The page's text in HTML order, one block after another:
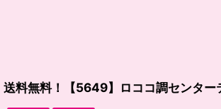
送料無料！【5649】ロココ調センタ